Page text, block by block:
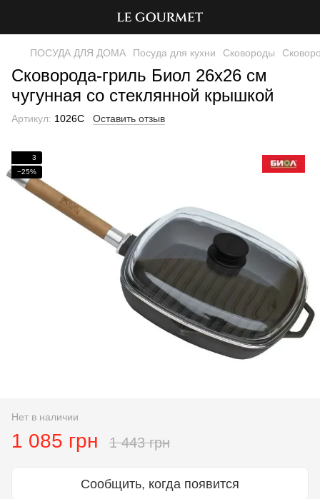
ПОСУДА ДЛЯ ДОМА Посуда для кухни Сковороды
Сковорода-гриль Биол 26х26 см
чугунная со стеклянной крышкой
Артикул: 1026C Оставить отзыв
3
−25%
Нет в наличии
1 085 грн 1 443 грн
Сообщить, когда появится